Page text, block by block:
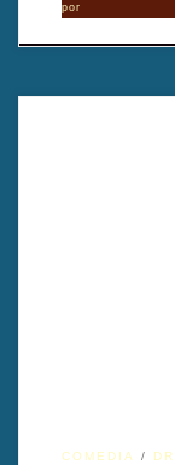
por
COMEDIA